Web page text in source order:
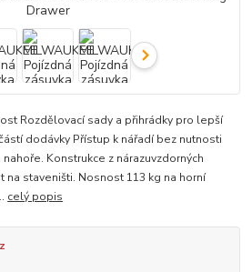
Rozdělovací sady a přihrádky pro lepší
dodávky Přístup k nářadí bez nutnosti
Konstrukce z nárazuvzdorných
staveništi. Nosnost 113 kg na horní
celý popis